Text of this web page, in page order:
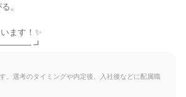
┛
。選考のタイミングや内定後、入社後などに配属職